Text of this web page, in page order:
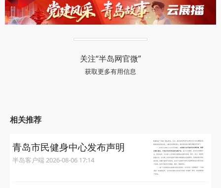
关注“半岛网官微”
获取更多有用信息
相关推荐
青岛市民健身中心发布声明
半岛客户端 2026-08-06 17:14